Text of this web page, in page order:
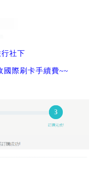
社下
國際刷卡手續費~~